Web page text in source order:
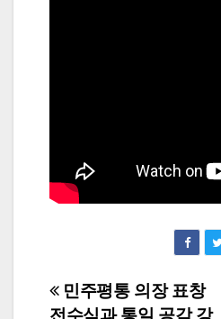
Post
민주평통 의장 표창